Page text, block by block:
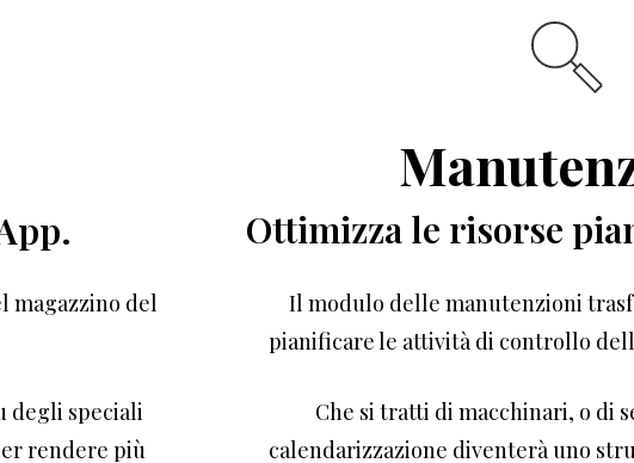
magazzino del
degli speciali
rendere più
Ottimizza le risorse
Il modulo delle manutenzioni
pianificare le attività di controllo
Che si tratti di macchinari, o di
calendarizzazione diventerà uno